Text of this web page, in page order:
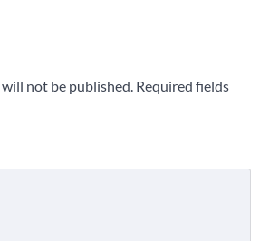
not be published. Required fields